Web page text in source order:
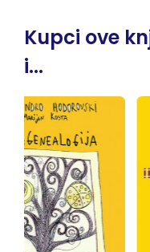
Kupci ove
i...